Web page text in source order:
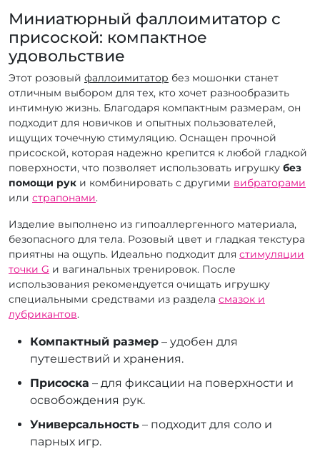
Миниатюрный фаллоимитатор с
присоской: компактное
удовольствие
Этот розовый фаллоимитатор без мошонки станет
отличным выбором для тех, кто хочет разнообразить
интимную жизнь. Благодаря компактным размерам, он
подходит для новичков и опытных пользователей,
ищущих точечную стимуляцию. Оснащен прочной
присоской, которая надежно крепится к любой гладкой
поверхности, что позволяет использовать игрушку без
помощи рук и комбинировать с другими вибраторами
или страпонами.
Изделие выполнено из гипоаллергенного материала,
безопасного для тела. Розовый цвет и гладкая текстура
приятны на ощупь. Идеально подходит для стимуляции
точки G и вагинальных тренировок. После
использования рекомендуется очищать игрушку
специальными средствами из раздела смазок и
лубрикантов.
Компактный размер – удобен для
путешествий и хранения.
Присоска – для фиксации на поверхности и
освобождения рук.
Универсальность – подходит для соло и
парных игр.